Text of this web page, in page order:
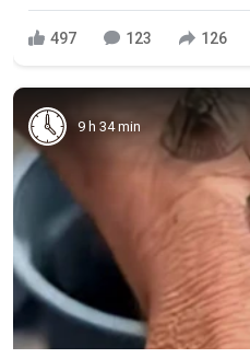
497 123 126
9 h 34 min